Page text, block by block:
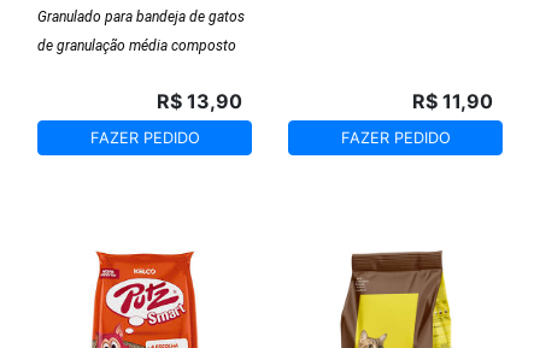
Granulado para bandeja de gatos
de granulação média composto
absorver a urina e formar torrões.
R$ 13,90
FAZER PEDIDO
R$ 11,90
FAZER PEDIDO